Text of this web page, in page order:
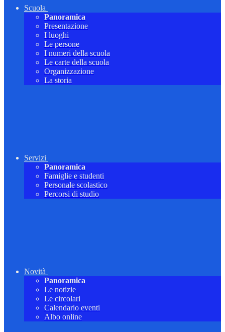
Scuola
Panoramica
Presentazione
I luoghi
Le persone
I numeri della scuola
Le carte della scuola
Organizzazione
La storia
Servizi
Panoramica
Famiglie e studenti
Personale scolastico
Percorsi di studio
Novità
Panoramica
Le notizie
Le circolari
Calendario eventi
Albo online